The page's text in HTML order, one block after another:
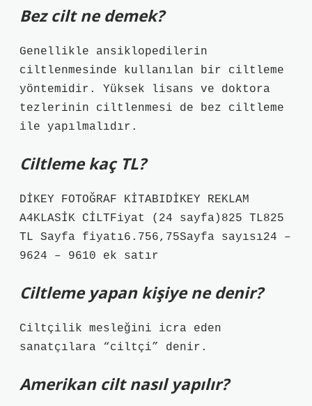
Bez cilt ne demek?
Genellikle ansiklopedilerin
ciltlenmesinde kullanılan bir ciltleme
yöntemidir. Yüksek lisans ve doktora
tezlerinin ciltlenmesi de bez ciltleme
ile yapılmalıdır.
Ciltleme kaç TL?
DİKEY FOTOĞRAF KİTABIDİKEY REKLAM
A4KLASİK CİLTFiyat (24 sayfa)825 TL825
TL Sayfa fiyatı6.756,75Sayfa sayısı24 –
9624 – 9610 ek satır
Ciltleme yapan kişiye ne denir?
Ciltçilik mesleğini icra eden
sanatçılara “ciltçi” denir.
Amerikan cilt nasıl yapılır?